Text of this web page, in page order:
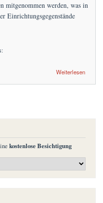
mitgenommen werden, was in
Einrichtungsgegenstände
Weiterlesen
kostenlose Besichtigung